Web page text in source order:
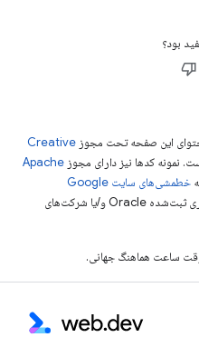
این صفحه تحت مجوزCreative
کدها نیز دارای مجوزApache
خطمشی‌های سایت Google
مراجعه کنید. جاوا علامت تجاری ثبت‌شده Oracle و/یا شرکت‌های